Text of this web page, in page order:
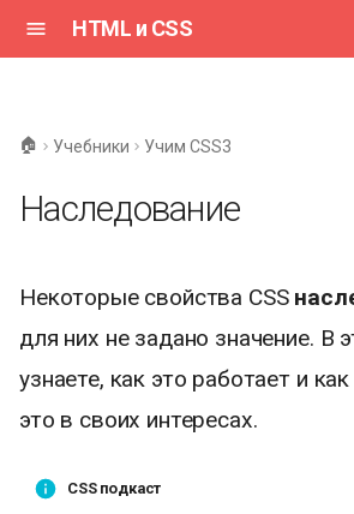
HTML и CSS
ц
а
л
и
з
🏠 Учебники Учим CSS3
Наследование
Некоторые свойства CSS
для них не задано значение. В
узнаете, как это работает и
это в своих интересах.
CSS подкаст